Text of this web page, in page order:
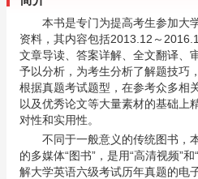
本书是专门为提高考生参加大
资料，其内容包括2013.12～
文章导读、答案详解、全文翻译、
予以分析，为考生分析了解题技巧
根据真题考试题型，在参考众多相
以及优秀论文等大量素材的基础上
对性和实用性。
不同于一般意义的传统图书，
的多媒体“图书”，是用“高清视频”
解大学英语六级考试历年真题的电